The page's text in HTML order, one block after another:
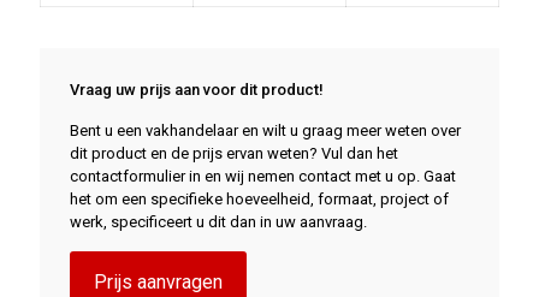
Vraag uw prijs aan voor dit product!
Bent u een vakhandelaar en wilt u graag meer weten over
dit product en de prijs ervan weten? Vul dan het
contactformulier in en wij nemen contact met u op. Gaat
het om een specifieke hoeveelheid, formaat, project of
werk, specificeert u dit dan in uw aanvraag.
Prijs aanvragen